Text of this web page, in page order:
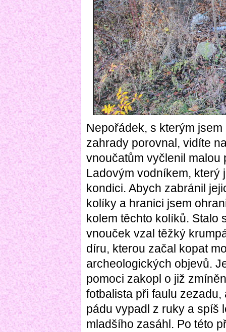
Nepořádek, s kterým
zahrady porovnal, vidíte
vnoučatům vyčlenil
Ladovým vodníkem, který
kondici. Abych zabránil
kolíky a hranici jsem
kolem těchto kolíků. Stalo
vnouček vzal těžký
díru, kterou začal kopat
archeologických objevů.
pomoci zakopl o již
fotbalista při faulu
pádu vypadl z ruky a spíš
mladšího zasáhl. Po této